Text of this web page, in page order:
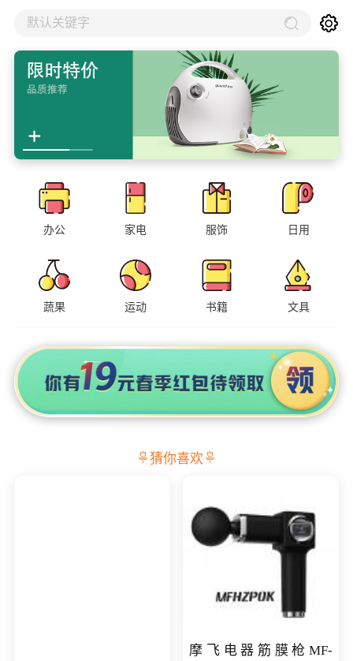
默认关键字
办公 家电 服饰 日用
蔬果 运动 书籍 文具
猜你喜欢
摩飞电器筋膜枪MF-